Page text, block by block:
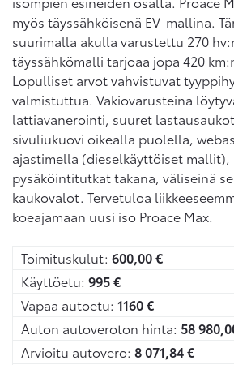
myös täyssähköisenä EV-mallina.
suurimalla akulla varustettu 270
täyssähkömalli tarjoaa jopa 420
Lopulliset arvot vahvistuvat
valmistuttua. Vakiovarusteina
lattiavanerointi, suuret
sivuliukuovi oikealla puolella,
ajastimella (dieselkäyttöiset mallit),
pysäköintitutkat takana, väliseinä
kaukovalot. Tervetuloa
koeajamaan uusi iso Proace Max.
Toimituskulut: 600,00€
Käyttöetu: 995€
Vapaa autoetu: 1160€
Auton autoveroton hinta: 58
Arvioitu autovero: 8 071,84€